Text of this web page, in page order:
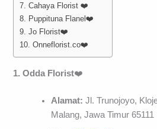
7. Cahaya Florist ❤️
8. Puppituna Flanel❤️
9. Jo Florist❤️
10. Onneflorist.co❤️
1. Odda Florist❤️
Alamat:Jl. Trunojoyo,
Malang, Jawa Timur 65111